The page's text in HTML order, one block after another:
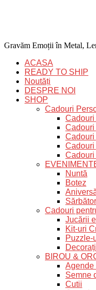
Gravăm Emoții în Metal,
ACASA
READY TO SHIP
Noutăți
DESPRE NOI
SHOP
Cadouri
Cadouri
Cadouri
Cadouri
Cadouri
Cadouri
Nuntă
Botez
Cadouri
Jucării
Kit-uri
Puzzle-
BIROU &
Agende
Semne
Cutii